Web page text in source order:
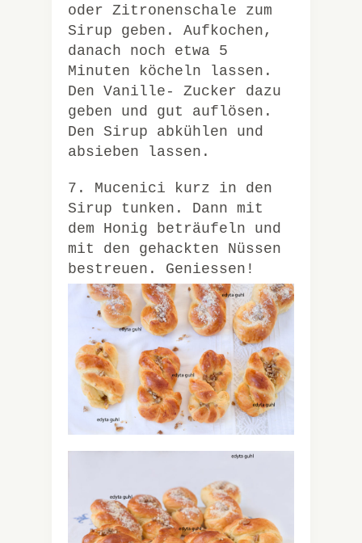
oder Zitronenschale zum
Sirup geben. Aufkochen,
danach noch etwa 5
Minuten köcheln lassen.
Den Vanille- Zucker dazu
geben und gut auflösen.
Den Sirup abkühlen und
absieben lassen.
7. Mucenici kurz in den
Sirup tunken. Dann mit
dem Honig beträufeln und
mit den gehackten Nüssen
bestreuen. Geniessen!